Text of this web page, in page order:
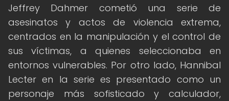
Jeffrey Dahmer cometió una serie de
asesinatos y actos de violencia extrema,
centrados en la manipulación y el control de
sus víctimas, a quienes seleccionaba en
entornos vulnerables. Por otro lado, Hannibal
Lecter en la serie es presentado como un
personaje más sofisticado y calculador,